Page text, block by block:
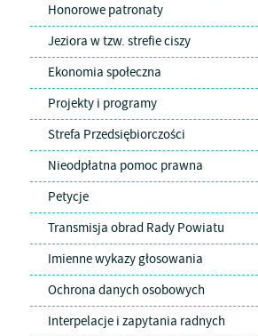
Honorowe patronaty
Jeziora w tzw. strefie ciszy
Ekonomia społeczna
Projekty i programy
Strefa Przedsiębiorczości
Nieodpłatna pomoc prawna
Petycje
Transmisja obrad Rady Powiatu
Imienne wykazy głosowania
Ochrona danych osobowych
Interpelacje i zapytania radnych